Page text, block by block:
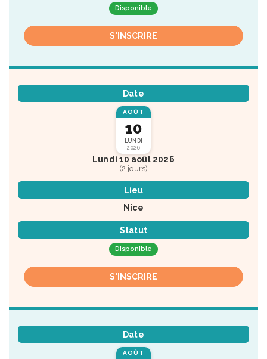
Disponible
S'INSCRIRE
Date
AOÛT
10
LUNDI
2026
Lundi 10 août 2026
(2 jours)
Lieu
Nice
Statut
Disponible
S'INSCRIRE
Date
AOÛT